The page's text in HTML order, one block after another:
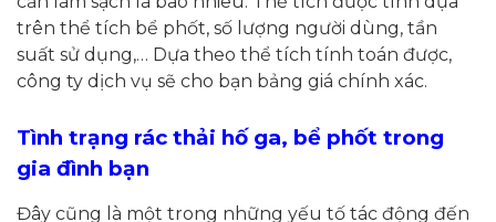
trên thể tích bể phốt, số lượng người dùng, tần
suất sử dụng,… Dựa theo thể tích tính toán được,
công ty dịch vụ sẽ cho bạn bảng giá chính xác.
Tình trạng rác thải hố ga, bể phốt trong
gia đình bạn
Đây cũng là một trong những yếu tố tác động đến